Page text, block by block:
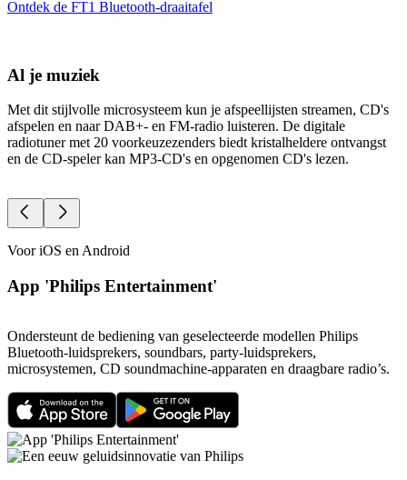
Ontdek de FT1 Bluetooth-draaitafel
Al je muziek
Met dit stijlvolle microsysteem kun je afspeellijsten streamen, CD's
afspelen en naar DAB+- en FM-radio luisteren. De digitale
radiotuner met 20 voorkeuzezenders biedt kristalheldere ontvangst
en de CD-speler kan MP3-CD's en opgenomen CD's lezen.
Voor iOS en Android
App 'Philips Entertainment'
Ondersteunt de bediening van geselecteerde modellen Philips
Bluetooth-luidsprekers, soundbars, party-luidsprekers,
microsystemen, CD soundmachine-apparaten en draagbare radio’s.